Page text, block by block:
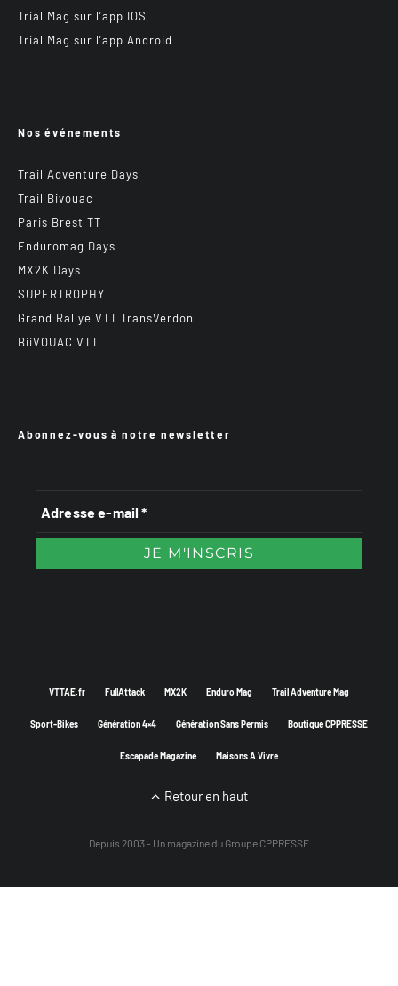
Trial Mag sur l’app IOS
Trial Mag sur l’app Android
Nos événements
Trail Adventure Days
Trail Bivouac
Paris Brest TT
Enduromag Days
MX2K Days
SUPERTROPHY
Grand Rallye VTT TransVerdon
BiiVOUAC VTT
Abonnez-vous à notre newsletter
VTTAE.fr FullAttack MX2K Enduro Mag Trail Adventure Mag
Sport-Bikes Génération 4×4 Génération Sans Permis Boutique CPPRESSE
Escapade Magazine Maisons A Vivre
Retour en haut
Depuis 2003 - Un magazine du Groupe CPPRESSE